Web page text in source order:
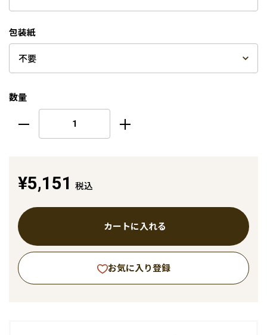
包装紙
数量
¥5,151 税込
カートに入れる
お気に入り登録